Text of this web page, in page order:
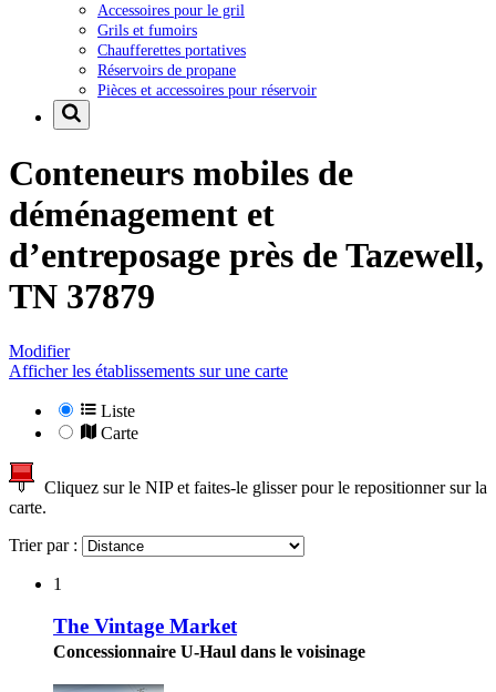
Accessoires pour le gril
Grils et fumoirs
Chaufferettes portatives
Réservoirs de propane
Pièces et accessoires pour réservoir
Conteneurs mobiles de
déménagement et
d’entreposage près deTazewell,
TN 37879
Modifier
Afficher les établissements sur une carte
Liste
Carte
Cliquez sur le NIP et faites-le glisser pour le repositionner sur la
carte.
Trier par :
1
The Vintage Market
Concessionnaire U-Haul dans le voisinage